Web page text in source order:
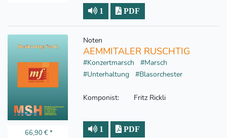
1 PDF
66,90 €*
Noten
AEMMITALER RUSCHTIG
#Konzertmarsch
#Marsch
#Unterhaltung
#Blasorchester
Komponist: Fritz Rickli
1 PDF